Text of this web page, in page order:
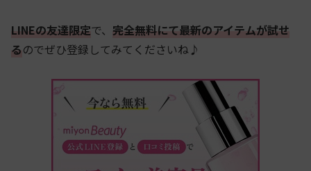
LINEの友達限定で、 完全無料にて最新のアイテムが試せ
るのでぜひ登録してみてくださいね♪